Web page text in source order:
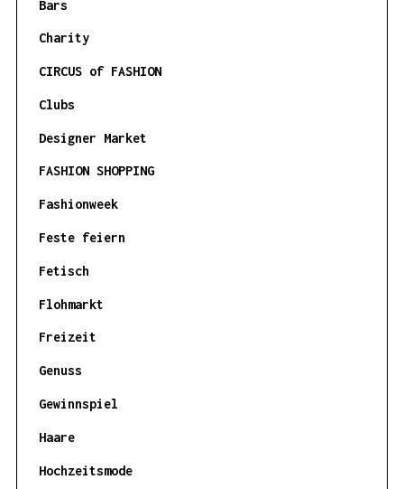
Bars
Charity
CIRCUS of FASHION
Clubs
Designer Market
FASHION SHOPPING
Fashionweek
Feste feiern
Fetisch
Flohmarkt
Freizeit
Genuss
Gewinnspiel
Haare
Hochzeitsmode